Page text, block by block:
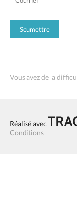
Vous avez de la
Réalisé avec
Conditions